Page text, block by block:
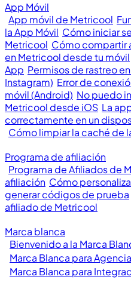
App Móvil
App móvil de Metricool
la App Móvil Cómo iniciar
Metricool Cómo compartir
en Metricool desde tu móvil
App Permisos de rastreo
Instagram) Error de
móvil (Android) No puedo
Metricool desde iOS La
correctamente en un
Cómo limpiar la caché de
Programa de afiliación
Programa de Afiliados de
afiliación Cómo
generar códigos de prueba
afiliado de Metricool
Marca blanca
Bienvenido a la Marca
Marca Blanca para
Marca Blanca para